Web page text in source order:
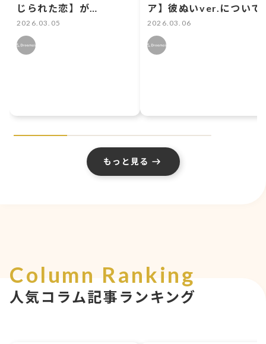
じられた恋】が
Dreamoire(ドリモワ)
で復活に向けクラウドフ
ァンディングスタート！
2026.03.05
ア】彼ぬいver.について
2026.03.06
もっと見る
Column Ranking
人気コラム記事ランキング